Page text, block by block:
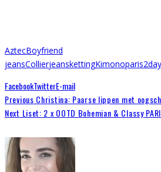
AztecBoyfriend
jeansCollierjeanskettingKimonoparis2day
FacebookTwitterE-mail
Previous Christina: Paarse lippen met
Next Liset: 2 x OOTD Bohemian & Classy